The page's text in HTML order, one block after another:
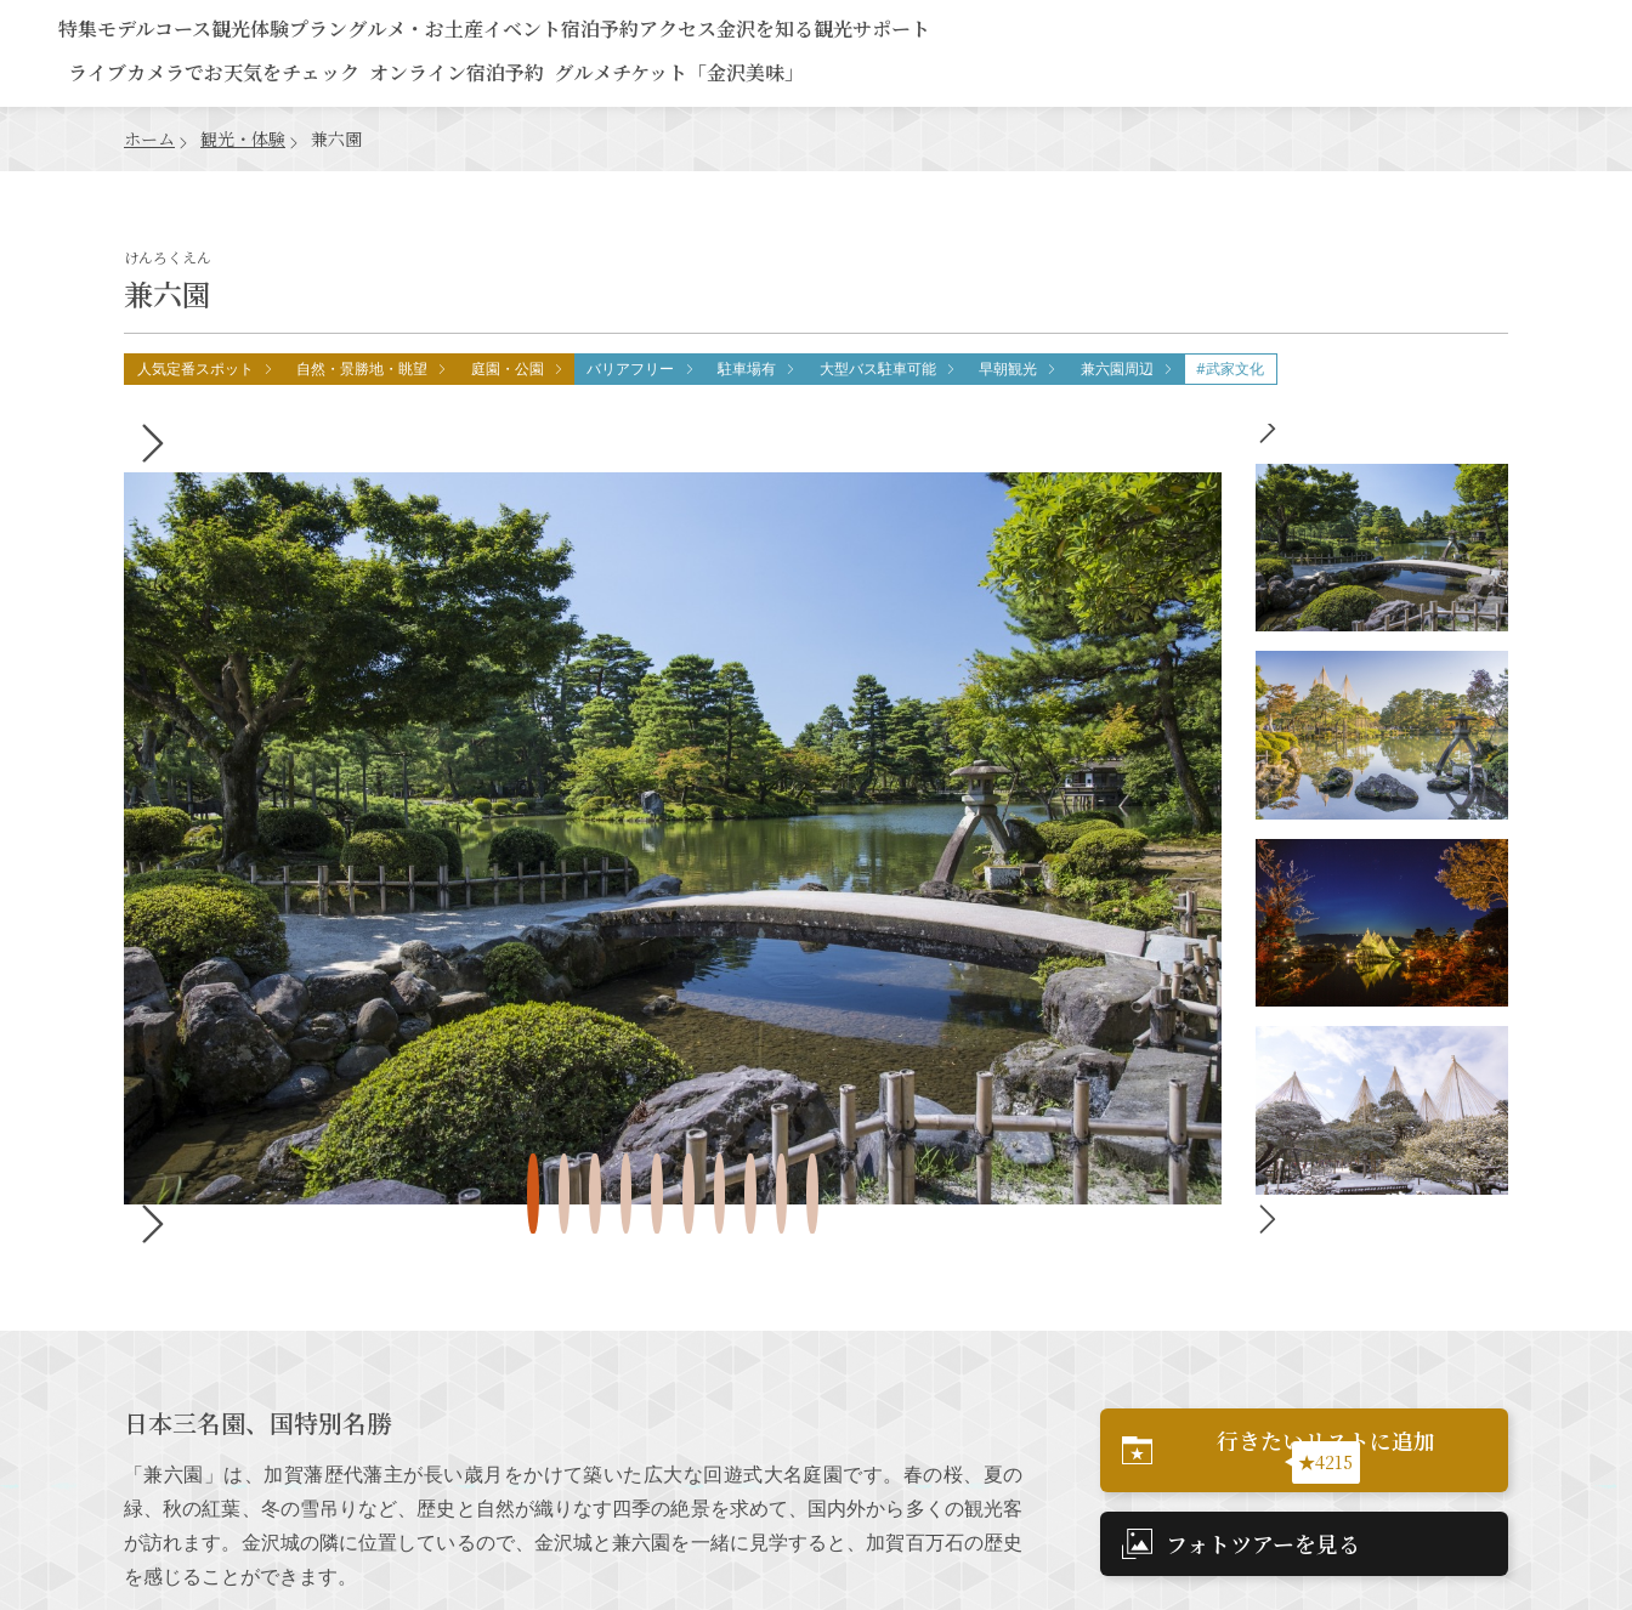
特集モデルコース観光体験プラングルメ・お土産イベント宿泊予約アクセス金沢を知る観光サポート
ライブカメラでお天気をチェック オンライン宿泊予約 グルメチケット「金沢美味」
ホーム 観光・体験 兼六園
兼六園
けんろくえん
人気定番スポット 自然・景勝地・眺望 庭園・公園 バリアフリー 駐車場有 大型バス駐車可能 早朝観光 兼六園周辺 #武家文化
日本三名園、国特別名勝
「兼六園」は、加賀藩歴代藩主が長い歳月をかけて築いた広大な回遊式大名庭園です。春の桜、夏の
緑、秋の紅葉、冬の雪吊りなど、歴史と自然が織りなす四季の絶景を求めて、国内外から多くの観光客
が訪れます。金沢城の隣に位置しているので、金沢城と兼六園を一緒に見学すると、加賀百万石の歴史
を感じることができます。
行きたいリストに追加
★4215
フォトツアーを見る